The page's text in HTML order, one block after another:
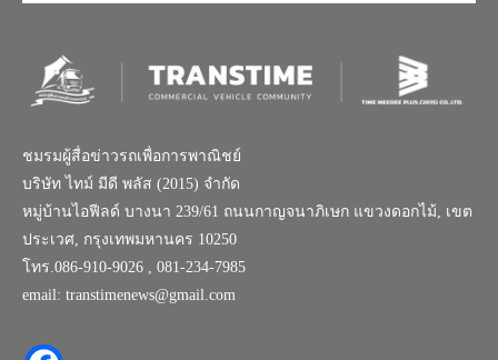
ชมรมผู้สื่อข่าวรถเพื่อการพาณิชย์
บริษัท ไทม์ มีดี พลัส (2015) จำกัด
หมู่บ้านไอฟีลด์ บางนา 239/61 ถนนกาญจนาภิเษก แขวงดอกไม้, เขต
ประเวศ, กรุงเทพมหานคร 10250
โทร.086-910-9026 , 081-234-7985
email: transtimenews@gmail.com